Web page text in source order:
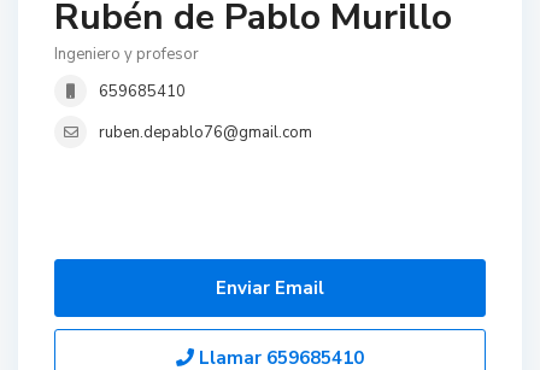
Rubén de Pablo Murillo
Ingeniero y profesor
659685410
ruben.depablo76@gmail.com
Enviar Email
Llamar 659685410